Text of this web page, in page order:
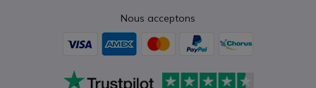
Nous acceptons